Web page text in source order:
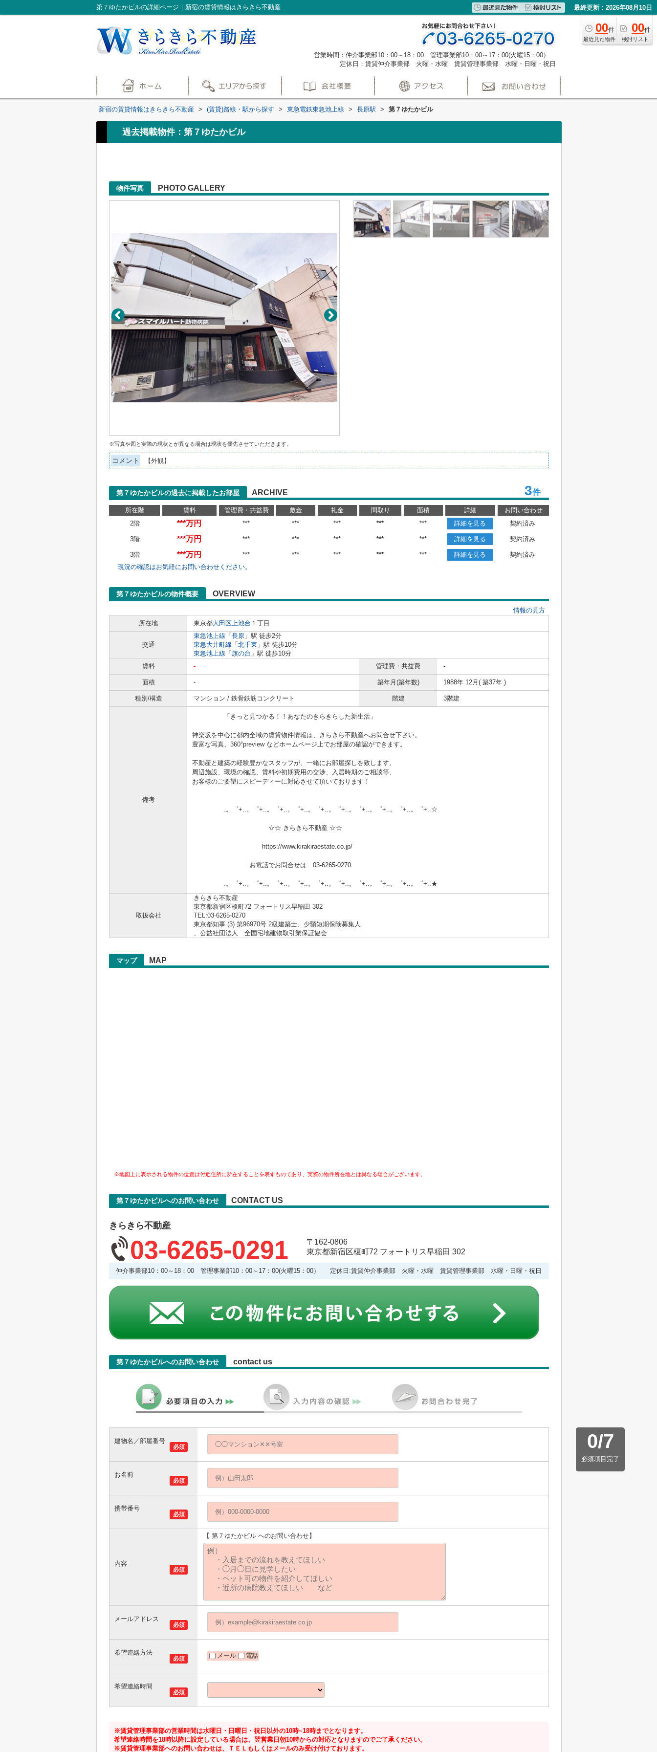
第７ゆたかビルの詳細ページ｜新宿の賃貸情報はきらきら不動産 最終更新：2026年08月10日
00件
最近見た物件
00件
検討リスト
営業時間：仲介事業部10：00～18：00 管理事業部10：00～17：00(火曜15：00）
定休日：賃貸仲介事業部 火曜・水曜 賃貸管理事業部 水曜・日曜・祝日
新宿の賃貸情報はきらきら不動産 > (賃貸)路線・駅から探す > 東急電鉄東急池上線 > 長原駅 > 第７ゆたかビル
過去掲載物件：第７ゆたかビル
物件写真 PHOTO GALLERY
※写真や図と実際の現状とが異なる場合は現状を優先させていただきます。
コメント 【外観】
第７ゆたかビルの過去に掲載したお部屋 ARCHIVE 3件
所在階 賃料 管理費・共益費 敷金 礼金 間取り 面積 詳細
お問い合わせ
2階
***万円 *** *** *** *** *** 詳細を見る 契約済み
3階 ***万円 *** *** *** *** *** 詳細を見る 契約済み
3階 ***万円 *** *** *** *** *** 詳細を見る
契約済み
現況の確認はお気軽にお問い合わせください。
第７ゆたかビルの物件概要 OVERVIEW
情報の見方
所在地
東京都大田区上池台 １丁目
交通
東急池上線 「 長原 」駅 徒歩2分
東急大井町線 「 北千束 」駅 徒歩10分
東急池上線 「 旗の台 」駅 徒歩10分
賃料
- 管理費・共益費 -
面積 - 築年月(築年数) 1988年 12月( 築37年 )
種別/構造 マンション / 鉄骨鉄筋コンクリート 階建 3階建
備考
「きっと見つかる！！あなたのきらきらした新生活」
神楽坂を中心に都内全域の賃貸物件情報は、きらきら不動産へお問合せ下さい。
豊富な写真、360°preview などホームページ上でお部屋の確認ができます。
不動産と建築の経験豊かなスタッフが、一緒にお部屋探しを致します。
周辺施設、環境の確認、賃料や初期費用の交渉、入居時期のご相談等、
お客様のご要望にスピーディーに対応させて頂いております！
.。゜+..。゜+..。゜+..。゜+..。゜+..。゜+..。゜+..。゜+..。゜+..。゜+..☆
☆☆ きらきら不動産 ☆☆
https://www.kirakiraestate.co.jp/
お電話でお問合せは 03-6265-0270
.。゜+..。゜+..。゜+..。゜+..。゜+..。゜+..。゜+..。゜+..。゜+..。゜+..★
取扱会社
きらきら不動産
東京都新宿区榎町72 フォートリス早稲田 302
TEL:03-6265-0270
東京都知事 (3) 第96970号 2級建築士、少額短期保険募集人
、公益社団法人 全国宅地建物取引業保証協会
マップ MAP
※地図上に表示される物件の位置は付近住所に所在することを表すものであり、実際の物件所在地とは異なる場合がございます。
第７ゆたかビルへのお問い合わせ CONTACT US
きらきら不動産
03-6265-0291
〒162-0806
東京都新宿区榎町72 フォートリス早稲田 302
仲介事業部10：00～18：00 管理事業部10：00～17：00(火曜15：00） 定休日:賃貸仲介事業部 火曜・水曜 賃貸管理事業部 水曜・日曜・祝日
第７ゆたかビルへのお問い合わせ contact us
0/7
必須項目完了
必須
建物名／部屋番号
必須
お名前
必須
携帯番号
必須
内容
【 第７ゆたかビル へのお問い合わせ】
必須
メールアドレス
必須
希望連絡方法 メール 電話
必須
希望連絡時間
※賃貸管理事業部の営業時間は水曜日・日曜日・祝日以外の10時~18時までとなります。
希望連絡時間を18時以降に設定している場合は、翌営業日朝10時からの対応となりますのでご了承ください。
※賃貸管理事業部へのお問い合わせは、ＴＥＬもしくはメールのみ受け付けております。